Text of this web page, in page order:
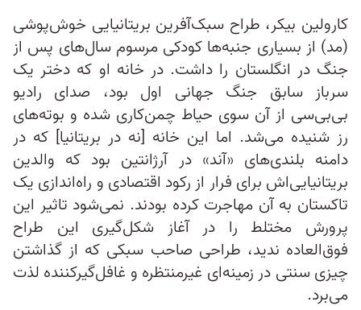
کارولین بیکر، طراح سبک‌آفرین بریتانیایی خوش‌پوشی
(مد) از بسیاری جنبه‌ها کودکی مرسوم سال‌های پس از
جنگ در انگلستان را داشت. در خانه او که دختر یک
سرباز سابق جنگ جهانی اول بود، صدای رادیو
بی‌بی‌سی از آن سوی حیاط چمن‌کاری شده و بوته‌های
رز شنیده می‌شد. اما این خانه [نه در بریتانیا] که در
دامنه بلندی‌های «آند» در آرژانتین بود که والدین
بریتانیایی‌اش برای فرار از رکود اقتصادی و راه‌اندازی یک
تاکستان به آن مهاجرت کرده بودند. نمی‌شود تاثیر این
پرورش مختلط را در آغاز شکل‌گیری این طراح
فوق‌العاده ندید، طراحی صاحب سبکی که از گذاشتن
چیزی سنتی در زمینه‌ای غیرمنتظره و غافل‌گیرکننده لذت
می‌برد.